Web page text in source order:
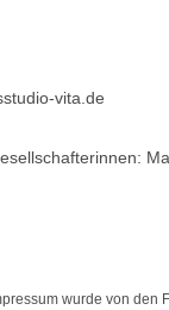
vita.de
wurde von den